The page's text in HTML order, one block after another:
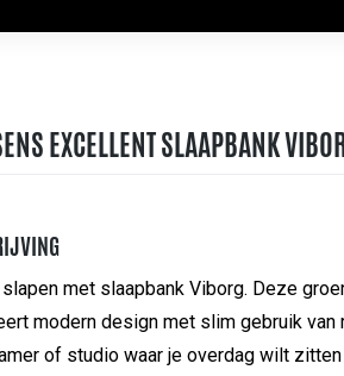
EXCELLENT SLAAPBANK
met slaapbank Viborg. Deze
modern design met slim gebruik van
of studio waar je overdag wilt